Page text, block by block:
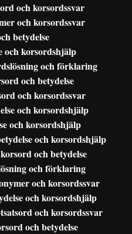
och korsordssvar
och korsordssvar
betydelse
och korsordshjälp
och förklaring
och betydelse
och korsordssvar
och korsordshjälp
och korsordshjälp
och korsordshjälp
och betydelse
och förklaring
och korsordssvar
och korsordshjälp
och korsordssvar
och betydelse